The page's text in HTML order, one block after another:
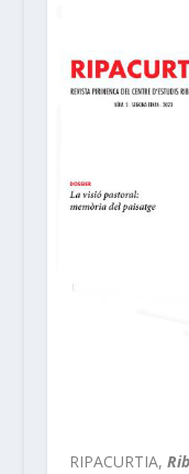
RIPACURTIA,